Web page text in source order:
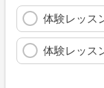
体験レッス
体験レッス